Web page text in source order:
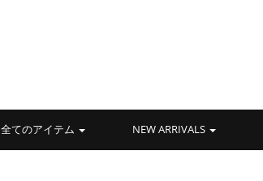
全てのアイテム NEW ARRIVALS